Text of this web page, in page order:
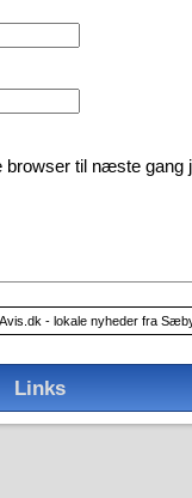
til næste gang
- lokale nyheder fra
Links